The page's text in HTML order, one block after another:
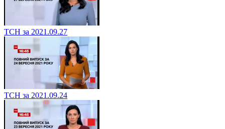
ТСН за 2021.09.27
ТСН за 2021.09.24